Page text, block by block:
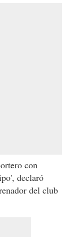
con
declaró
del club